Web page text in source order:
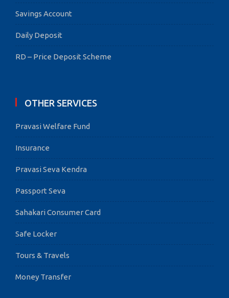
Savings Account
Daily Deposit
RD – Price Deposit Scheme
OTHER SERVICES
Pravasi Welfare Fund
Insurance
Pravasi Seva Kendra
Passport Seva
Sahakari Consumer Card
Safe Locker
Tours & Travels
Money Transfer